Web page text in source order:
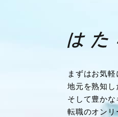
まずはお気軽
地元を熟知し
そして豊か
転職のオンリ